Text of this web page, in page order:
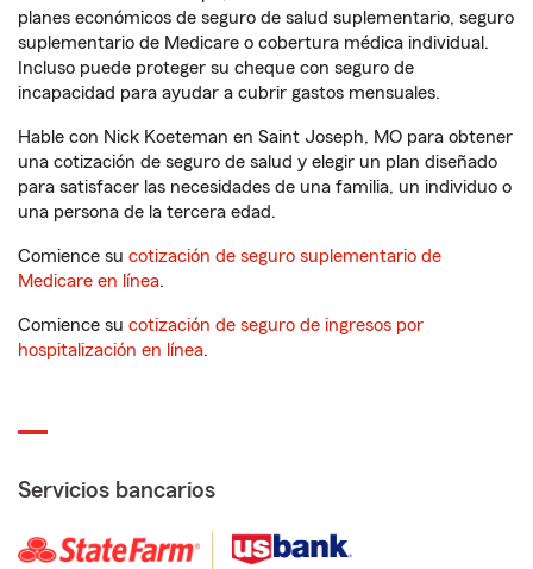
planes económicos de seguro de salud suplementario, seguro
suplementario de Medicare o cobertura médica individual.
Incluso puede proteger su cheque con seguro de
incapacidad para ayudar a cubrir gastos mensuales.
Hable con Nick Koeteman en Saint Joseph, MO para obtener
una cotización de seguro de salud y elegir un plan diseñado
para satisfacer las necesidades de una familia, un individuo o
una persona de la tercera edad.
Comience su cotización de seguro suplementario de
Medicare en línea.
Comience su cotización de seguro de ingresos por
hospitalización en línea.
Servicios bancarios